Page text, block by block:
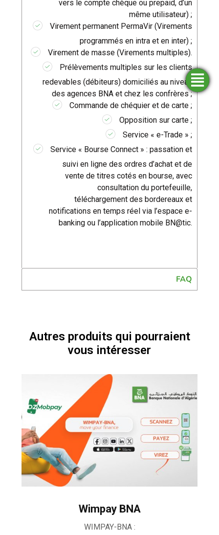
vers le compte chèque ou prepaid, d’un
même utilisateur) ;
Virement permanent PermaVir (Virements
programmés en intra et en inter) ;
Virement de masse (Virements multiples).
Prélèvements multiples sur les clients
redevables (débiteurs) domiciliés au niveau
des agences BNA et chez les confrères ;
Commande de chéquier et de carte ;
Opposition sur carte ;
Service « e-Trade » ;
Service « Bourse Connect » : passation et
suivi en ligne des ordres d’achat et de
vente de titres cotés en bourse, avec
consultation du portefeuille,
téléchargement des bordereaux et
notifications en temps réel via l’espace e-
banking ou l’application mobile BN@tic.
FAQ
Autres produits qui pourraient
vous intéresser
Wimpay BNA
WIMPAY-BNA :
Trouver
une
agence
Demander
un
financement
Simulateurs
Ouvrir
un
compte